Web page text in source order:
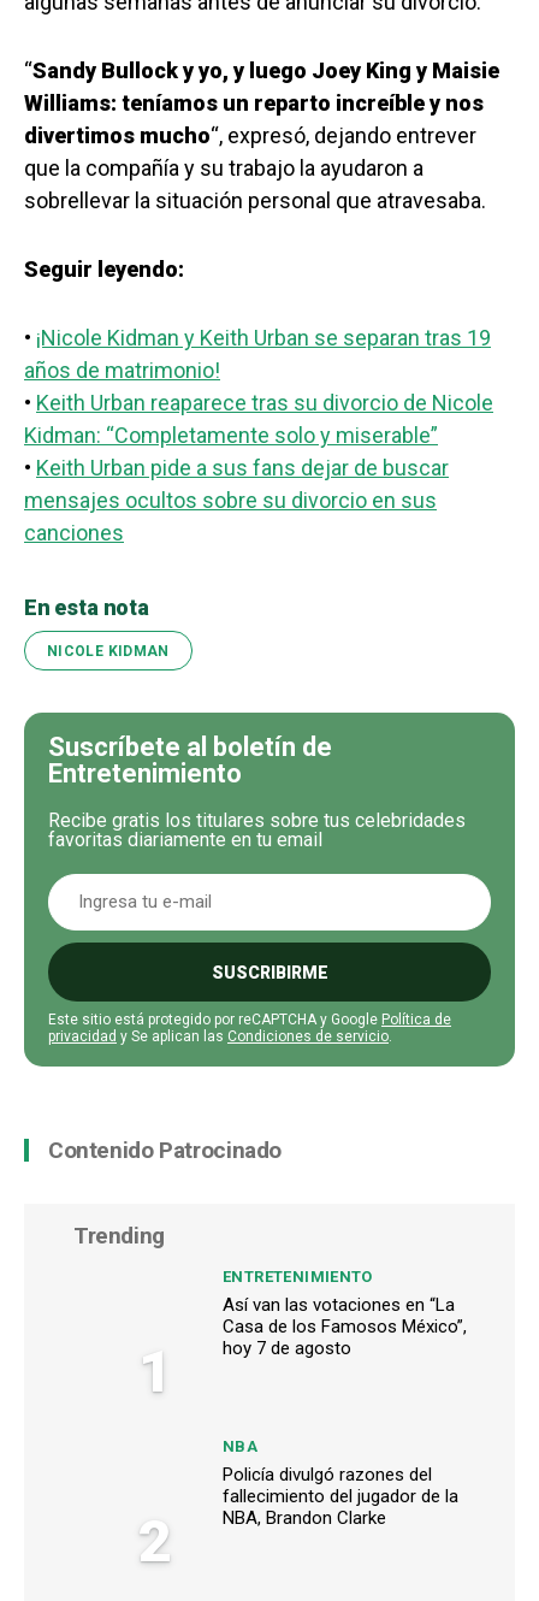
“Sandy Bullock y yo, y luego Joey King y Maisie
Williams: teníamos un reparto increíble y nos
divertimos mucho“, expresó, dejando entrever
que la compañía y su trabajo la ayudaron a
sobrellevar la situación personal que atravesaba.
Seguir leyendo:
• ¡Nicole Kidman y Keith Urban se separan tras 19
años de matrimonio!
• Keith Urban reaparece tras su divorcio de Nicole
Kidman: “Completamente solo y miserable”
• Keith Urban pide a sus fans dejar de buscar
mensajes ocultos sobre su divorcio en sus
canciones
En esta nota
NICOLE KIDMAN
Suscríbete al boletín de
Entretenimiento
Recibe gratis los titulares sobre tus celebridades
favoritas diariamente en tu email
SUSCRIBIRME
Este sitio está protegido por reCAPTCHA y Google Política de
privacidad y Se aplican las Condiciones de servicio
Contenido Patrocinado
Trending
1
ENTRETENIMIENTO
Así van las votaciones en “La
Casa de los Famosos México”,
hoy 7 de agosto
2
NBA
Policía divulgó razones del
fallecimiento del jugador de la
NBA, Brandon Clarke